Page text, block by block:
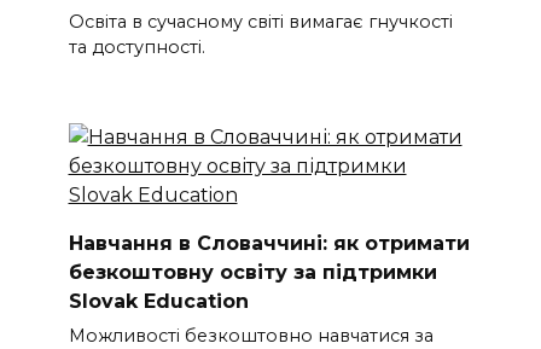
Освіта в сучасному світі вимагає гнучкості
та доступності.
Навчання в Словаччині: як отримати
безкоштовну освіту за підтримки
Slovak Education
Можливості безкоштовно навчатися за